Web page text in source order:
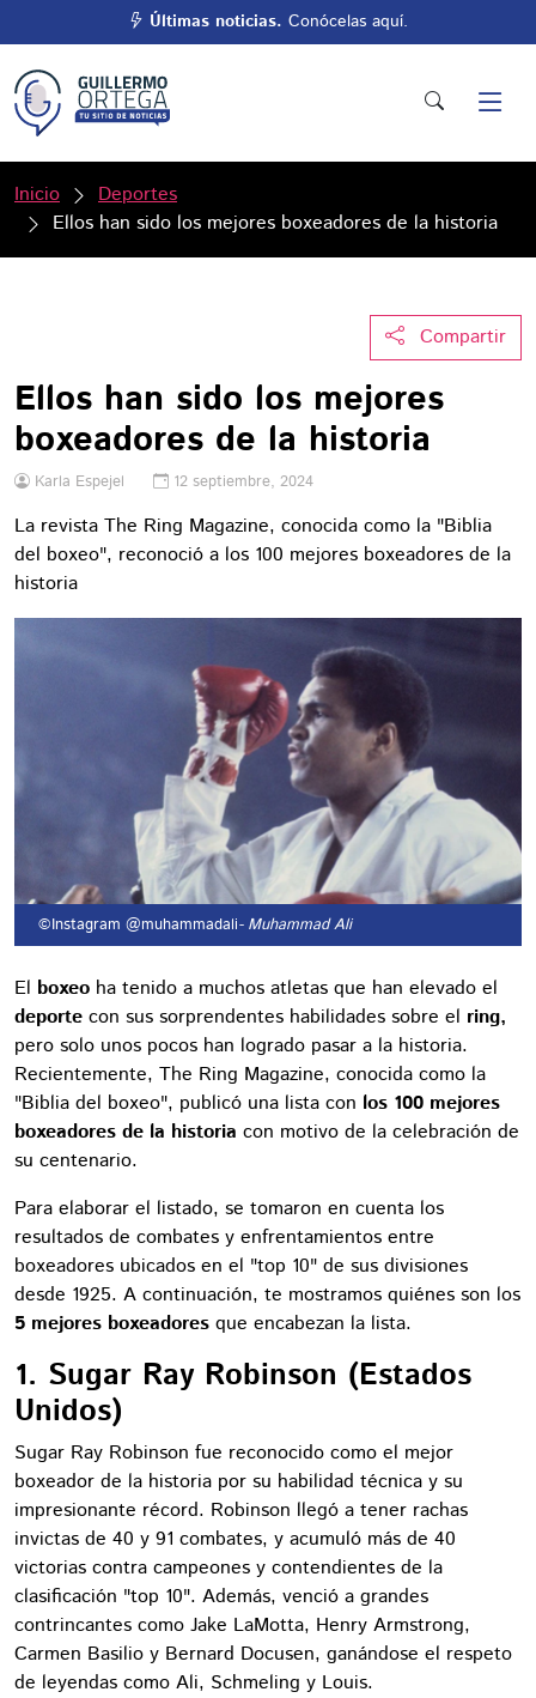
Últimas noticias. Conócelas aquí.
Inicio
Deportes
Ellos han sido los mejores boxeadores de la historia
Compartir
Ellos han sido los mejores
boxeadores de la historia
Karla Espejel 12 septiembre, 2024
La revista The Ring Magazine, conocida como la "Biblia
del boxeo", reconoció a los 100 mejores boxeadores de la
historia
©Instagram @muhammadali- Muhammad Ali
El boxeo ha tenido a muchos atletas que han elevado el
deporte con sus sorprendentes habilidades sobre el ring,
pero solo unos pocos han logrado pasar a la historia.
Recientemente, The Ring Magazine, conocida como la
"Biblia del boxeo", publicó una lista con los 100 mejores
boxeadores de la historia con motivo de la celebración de
su centenario.
Para elaborar el listado, se tomaron en cuenta los
resultados de combates y enfrentamientos entre
boxeadores ubicados en el "top 10" de sus divisiones
desde 1925. A continuación, te mostramos quiénes son los
5 mejores boxeadores que encabezan la lista.
1. Sugar Ray Robinson (Estados
Unidos)
Sugar Ray Robinson fue reconocido como el mejor
boxeador de la historia por su habilidad técnica y su
impresionante récord. Robinson llegó a tener rachas
invictas de 40 y 91 combates, y acumuló más de 40
victorias contra campeones y contendientes de la
clasificación "top 10". Además, venció a grandes
contrincantes como Jake LaMotta, Henry Armstrong,
Carmen Basilio y Bernard Docusen, ganándose el respeto
de leyendas como Ali, Schmeling y Louis.